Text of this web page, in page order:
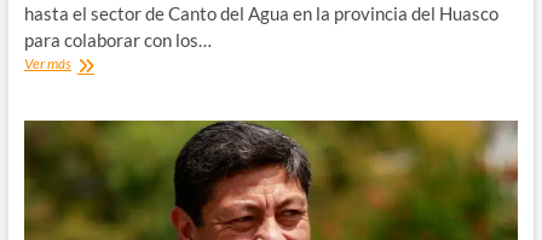
hasta el sector de Canto del Agua en la provincia del Huasco
para colaborar con los…
Ver másONG
ayuda
de
Canto